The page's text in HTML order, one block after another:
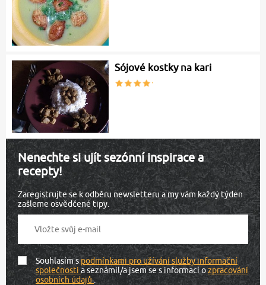
Sójové kostky na kari
Nenechte si ujít sezónní inspirace a
recepty!
Zaregistrujte se k odběru newsletteru a my vám každý týden
zašleme osvědčené tipy.
Souhlasím spodmínkami pro užívání služby informační
společnostia seznámil/a jsem se s informací ozpracování
osobních údajů.